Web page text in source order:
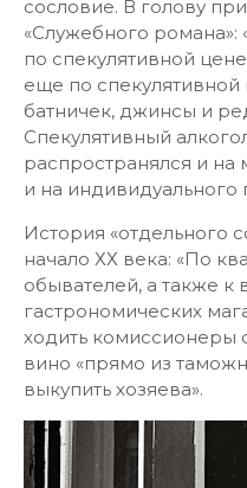
сословие. В голову
«Служебного романа»:
по спекулятивной
еще по
батничек, джинсы и
Спекулятивный
распространялся и на
и на
История «отдельного
начало ХХ века: «По
обывателей, а также к
гастрономических
ходить комиссионеры
вино «прямо из
выкупить хозяева».